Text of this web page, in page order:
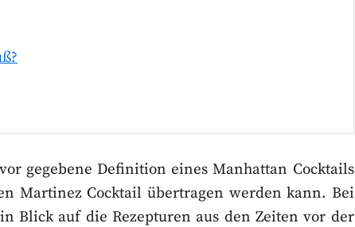
gegebene Definition eines Manhattan Cocktails
Martinez Cocktail übertragen werden kann. Bei
Blick auf die Rezepturen aus den Zeiten vor der